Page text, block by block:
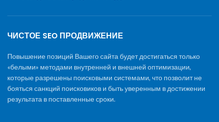
ЧИСТОЕ SEO ПРОДВИЖЕНИЕ
Повышение позиций Вашего сайта будет достигаться только
«белыми» методами внутренней и внешней оптимизации,
которые разрешены поисковыми системами, что позволит не
бояться санкций поисковиков и быть уверенным в достижении
результата в поставленные сроки.